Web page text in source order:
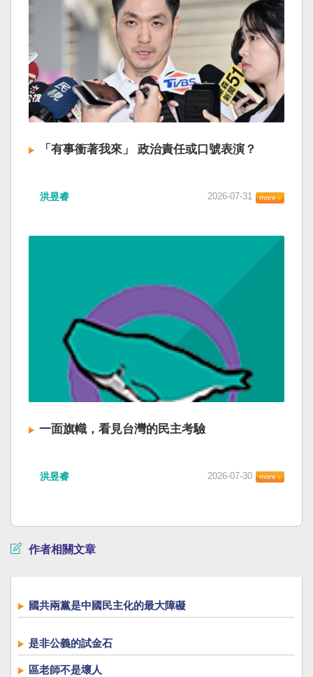
「有事衝著我來」 政治責任或口號表演？
洪昱睿 2026-07-31
一面旗幟，看見台灣的民主考驗
洪昱睿 2026-07-30
作者相關文章
國共兩黨是中國民主化的最大障礙
是非公義的試金石
區老師不是壞人